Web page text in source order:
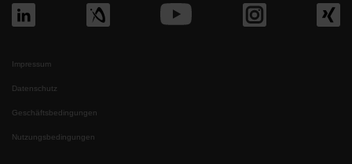
Impressum
Datenschutz
Geschäftsbedingungen
Nutzungsbedingungen